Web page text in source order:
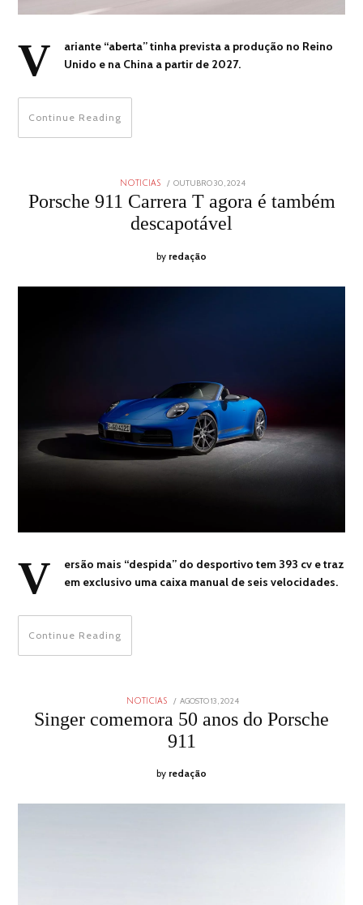
V
ariante “aberta” tinha prevista a produção no Reino
Unido e na China a partir de 2027.
Continue Reading
NOTICIAS
POSTED
OUTUBRO 30, 2024OUTUBRO
2024
Porsche 911 Carrera T agora é também
descapotável
by redação
V
ersão mais “despida” do desportivo tem 393 cv e traz
em exclusivo uma caixa manual de seis velocidades.
Continue Reading
NOTICIAS
POSTED
ON
AGOSTO 13, 2024AGOSTO
2024
Singer comemora 50 anos do Porsche
911
by redação